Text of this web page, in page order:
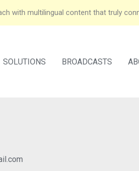
with multilingual content that truly
SOLUTIONS BROADCASTS